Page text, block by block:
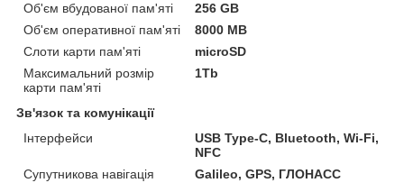
Об'єм вбудованої пам'яті
256 GB
Об'єм оперативної пам'яті
8000 MB
Слоти карти пам'яті
microSD
Максимальний розмір
карти пам'яті
1Tb
Зв'язок та комунікації
Інтерфейси
USB Type-C, Bluetooth, Wi-Fi,
NFC
Супутникова навігація
Galileo, GPS, ГЛОНАСС